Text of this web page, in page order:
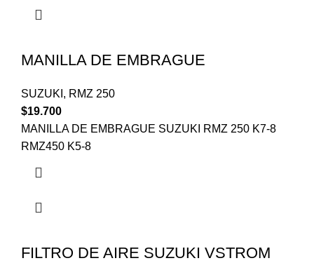
MANILLA DE EMBRAGUE
SUZUKI , RMZ 250
$19.700
MANILLA DE EMBRAGUE SUZUKI RMZ 250 K7-8
RMZ450 K5-8
FILTRO DE AIRE SUZUKI VSTROM